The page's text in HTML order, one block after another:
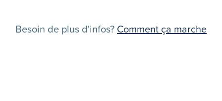
Besoin de plus d'infos? Comment ça marche